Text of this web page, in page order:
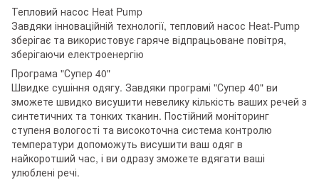
Тепловий насос Heat Pump
Завдяки інноваційній технології, тепловий насос Heat-Pump
зберігає та використовує гаряче відпрацьоване повітря,
зберігаючи електроенергію
Програма "Супер 40"
Швидке сушіння одягу. Завдяки програмі "Супер 40" ви
зможете швидко висушити невелику кількість ваших речей з
синтетичних та тонких тканин. Постійний моніторинг
ступеня вологості та високоточна система контролю
температури допоможуть висушити ваш одяг в
найкоротший час, і ви одразу зможете вдягати ваші
улюблені речі.